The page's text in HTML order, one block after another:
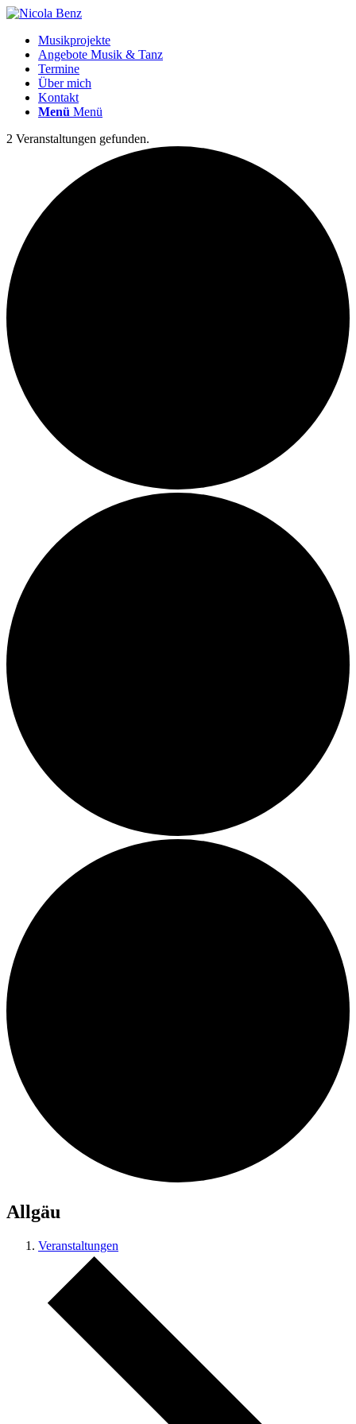
Musikprojekte
Angebote Musik & Tanz
Termine
Über mich
Kontakt
Menü Menü
2 Veranstaltungen gefunden.
Allgäu
Veranstaltungen